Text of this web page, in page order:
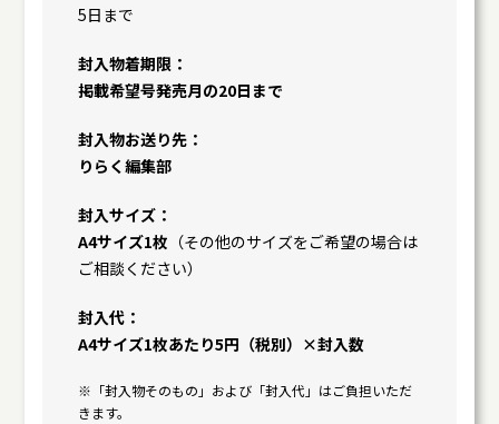
5日まで
封入物着期限
掲載希望号発売月の20日まで
封入物お送り先
りらく編集部
封入サイズ
A4サイズ1枚 （その他のサイズをご希望の場合は
ご相談ください）
封入代
A4サイズ1枚あたり5円（税別）×封入数
※「封入物そのもの」および「封入代」はご負担いただ
きます。